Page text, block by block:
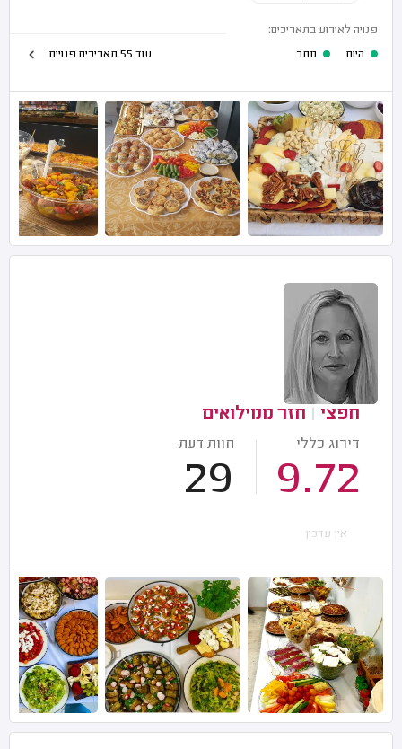
פנויה לאירוע בתאריכים:
היום
מחר עוד 55 תאריכים פנויים
חפצי חזר ממילואים
דירוג כללי
9.72
חוות דעת
29
אין עדכון